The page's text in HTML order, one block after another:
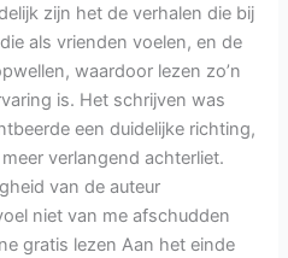
zijn het de verhalen die bij
als vrienden voelen, en de
waardoor lezen zo’n
is. Het schrijven was
een duidelijke richting,
verlangend achterliet.
van de auteur
niet van me afschudden
gratis lezen Aan het einde